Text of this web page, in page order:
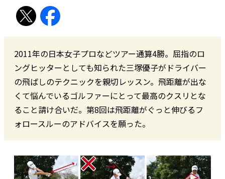
2011年の日本女子プロなどツアー通算4勝。屈指のロ
ングヒッターとしても知られた三塚優子がドライバー
の飛ばしのテクニックを親切レッスン。飛距離が出な
くて悩んでいるゴルファーにとって最高のクスリとな
ること請け合いだ。第8回は飛距離がぐっと伸びるフ
ォロースルーのアドバイスを願った。